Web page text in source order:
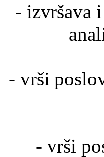
- izvršava
- vrši
- vrši